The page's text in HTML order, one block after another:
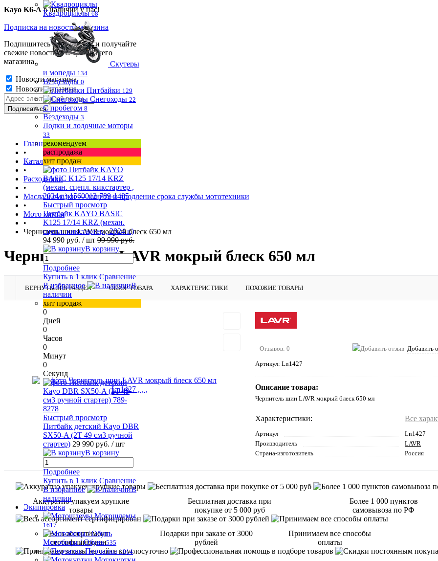
Квадроциклы 68
Скутеры
и мопеды 134
Вездеходы 0
Питбайки 129
Снегоходы 22
С пробегом 8
Вездеходы 3
Лодки и лодочные моторы
33
рекомендуем
распродажа
хит продаж
Быстрый просмотр
Питбайк KAYO BASIC
K125 17/14 KRZ (механ.
сцепл. кикстартер , 2024 г.)
94 990 руб. / шт 99 990 руб.
В корзину
Подробнее
Купить в 1 клик Сравнение
В избранное
В
наличии
хит продаж
0
Дней
0
Часов
0
Минут
0
Секунд
Быстрый просмотр
Питбайк детский Kayo DBR
SX50-A (2T 49 см3 ручной
стартер) 29 990 руб. / шт
В корзину
Подробнее
Купить в 1 клик Сравнение
В избранное
В
наличии
Экипировка
Мотошлемы
1617
Мотоботы / Обувь 535
Перчатки 1014
Kayo K6-Aв наличии у нас!
Подписка на новости магазина
Подпишитесь на рассылку и получайте
свежие новости и акции нашего
магазина.
Новости магазина
Новости магазина
Главная страница
•
Каталог товаров
•
Расходники
•
Масла и смазки — защита и продление срока службы мототехники
•
Мото химия
•
Чернитель шин LAVR мокрый блеск 650 мл
Чернитель шин LAVR мокрый блеск 650 мл
ВЕРНУТЬСЯ В РАЗДЕЛ ОБЗОР ТОВАРА ХАРАКТЕРИСТИКИ ПОХОЖИЕ ТОВАРЫ
Отзывов: 0 Добавить
Артикул: Ln1427
Описание товара:
Чернитель шин LAVR мокрый блеск 650 мл
Характеристики: Все
Артикул
Ln1427
Производитель
LAVR
Страна-изготовитель
Россия
Аккуратно упакуем хрупкие
товары
Бесплатная доставка при
покупке от 5 000 руб
Более 1 000 пунктов
самовывоза по РФ
Весь ассортимент
сертифицирован
Подарки при заказе от 3000
рублей
Принимаем все способы
оплаты